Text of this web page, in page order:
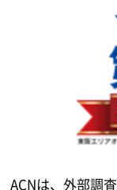
ACNは、外部調